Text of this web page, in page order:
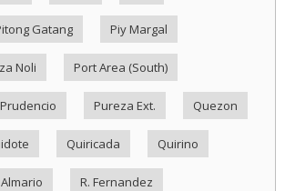
Gatang Piy Margal
Noli Port Area (South)
Prudencio Pureza Ext. Quezon
Quiricada Quirino
Almario R. Fernandez